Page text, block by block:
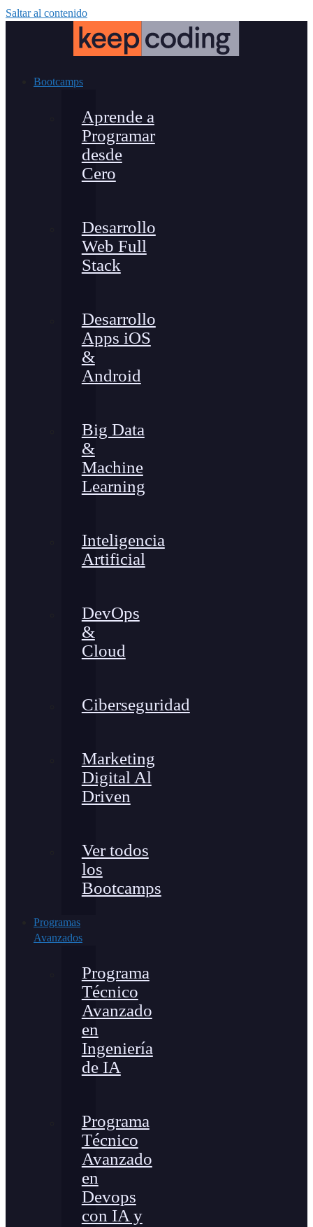
Saltar al contenido
Bootcamps
Aprende a
Programar
desde
Cero
Desarrollo
Web Full
Stack
Desarrollo
Apps iOS
&
Android
Big Data
&
Machine
Learning
Inteligencia
Artificial
DevOps
&
Cloud
Ciberseguridad
Marketing
Digital Al
Driven
Ver todos
los
Bootcamps
Programas
Avanzados
Programa
Técnico
Avanzado
en
Ingeniería
de IA
Programa
Técnico
Avanzado
en
Devops
con IA y